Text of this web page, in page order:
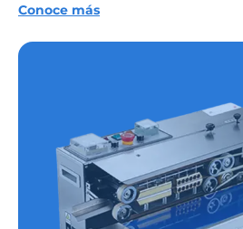
Conoce más